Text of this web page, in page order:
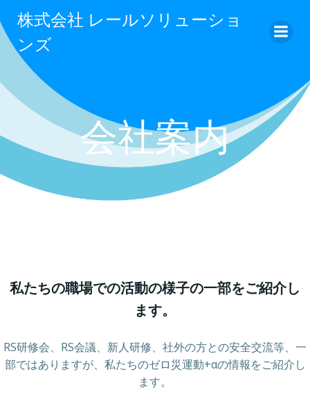
ン
キ
ッ
プ
株式会社 レールソリューショ
ンズ
会社案内
私たちの職場での活動の様子の一部をご紹介し
ます。
RS研修会、RS会議、新人研修、社外の方との安全交流等、一
部ではありますが、私たちのゼロ災運動+αの情報をご紹介し
ます。